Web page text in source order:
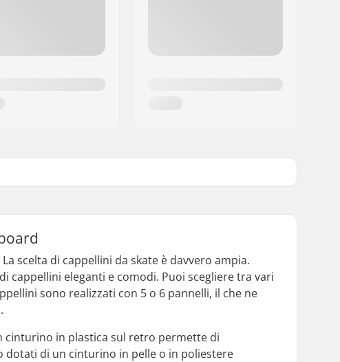
scelta di cappellini da skate è davvero ampia.
cappellini eleganti e comodi. Puoi scegliere tra vari
sono realizzati con 5 o 6 pannelli, il che ne
cinturino in plastica sul retro permette di
dotati di un cinturino in pelle o in poliestere